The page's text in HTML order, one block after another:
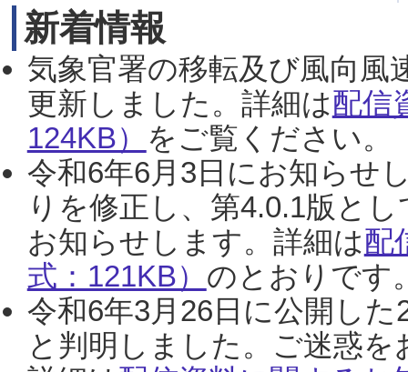
新着情報
気象官署の移転及び風向風
更新しました。詳細は配信
124KB） をご覧ください。
令和6年6月3日にお知らせ
りを修正し、第4.0.1版と
お知らせします。詳細は配
式：121KB） のとおりです
令和6年3月26日に公開し
と判明しました。ご迷惑